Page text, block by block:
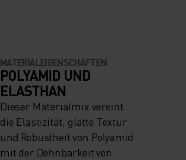
MATERIALEIGENSCHAFTEN
POLYAMID UND
ELASTHAN
Dieser Materialmix vereint
die Elastizität, glatte Textur
und Robustheit von Polyamid
mit der Dehnbarkeit von